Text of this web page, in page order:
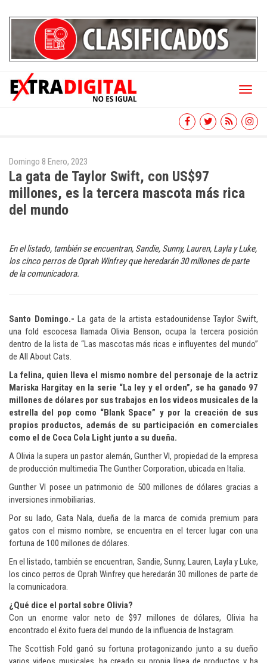
Toggle
Domingo 8 Enero, 2023
La gata de Taylor Swift, con US$97
millones, es la tercera mascota más rica
del mundo
En el listado, también se encuentran, Sandie, Sunny, Lauren, Layla y Luke,
los cinco perros de Oprah Winfrey que heredarán 30 millones de parte
de la comunicadora.
Santo Domingo.- La gata de la artista estadounidense Taylor Swift,
una fold escocesa llamada Olivia Benson, ocupa la tercera posición
dentro de la lista de “Las mascotas más ricas e influyentes del mundo”
de All About Cats.
La felina, quien lleva el mismo nombre del personaje de la actriz
Mariska Hargitay en la serie “La ley y el orden”, se ha ganado 97
millones de dólares por sus trabajos en los videos musicales de la
estrella del pop como “Blank Space” y por la creación de sus
propios productos, además de su participación en comerciales
como el de Coca Cola Light junto a su dueña.
A Olivia la supera un pastor alemán, Gunther VI, propiedad de la empresa
de producción multimedia The Gunther Corporation, ubicada en Italia.
Gunther VI posee un patrimonio de 500 millones de dólares gracias a
inversiones inmobiliarias.
Por su lado, Gata Nala, dueña de la marca de comida premium para
gatos con el mismo nombre, se encuentra en el tercer lugar con una
fortuna de 100 millones de dólares.
En el listado, también se encuentran, Sandie, Sunny, Lauren, Layla y Luke,
los cinco perros de Oprah Winfrey que heredarán 30 millones de parte de
la comunicadora.
¿Qué dice el portal sobre Olivia?
Con un enorme valor neto de $97 millones de dólares, Olivia ha
encontrado el éxito fuera del mundo de la influencia de Instagram.
The Scottish Fold ganó su fortuna protagonizando junto a su dueño